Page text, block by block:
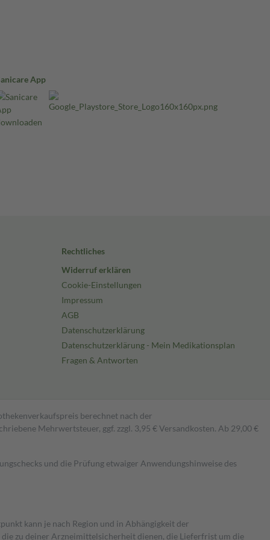
App
Rechtliches
Widerruf erklären
Cookie-Einstellungen
Impressum
AGB
Datenschutzerklärung
Datenschutzerklärung - Mein Medikationsplan
Fragen & Antworten
berechnet nach der
Mehrwertsteuer, ggf. zzgl. 3,95 € Versandkosten. Ab 29,00 €
und die Prüfung etwaiger Anwendungshinweise des
kann je nach Region und in Abhängigkeit der
zu deiner Arzneimittelsicherheit dienen, die Lieferfrist um die